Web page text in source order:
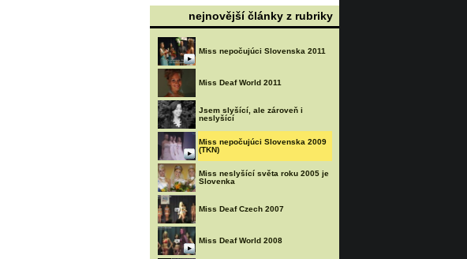
nejnovější články z rubriky
Miss nepočujúci Slovenska 2011
Miss Deaf World 2011
Jsem slyšící, ale zároveň i
neslyšící
Miss nepočujúci Slovenska 2009
(TKN)
Miss neslyšící světa roku 2005 je
Slovenka
Miss Deaf Czech 2007
Miss Deaf World 2008